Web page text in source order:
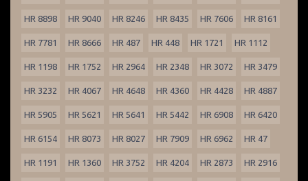
HR 8898 HR 9040 HR 8246 HR 8435 HR 7606 HR 8161
HR 7781 HR 8666 HR 487 HR 448 HR 1721 HR 1112
HR 1198 HR 1752 HR 2964 HR 2348 HR 3072 HR 3479
HR 3232 HR 4067 HR 4648 HR 4360 HR 4428 HR 4887
HR 5905 HR 5621 HR 5641 HR 5442 HR 6908 HR 6420
HR 6154 HR 8073 HR 8027 HR 7909 HR 6962 HR 47
HR 1191 HR 1360 HR 3752 HR 4204 HR 2873 HR 2916